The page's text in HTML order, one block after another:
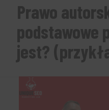
Prawo
podstawowe
jest?